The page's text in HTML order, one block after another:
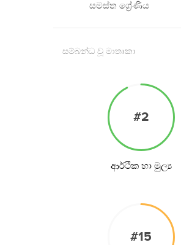
සමස්ත ශ්‍රේණිය
සම්බන්ධ වූ මාතෘකා
#2
ආර්ථික හා මුල්‍ය
#15